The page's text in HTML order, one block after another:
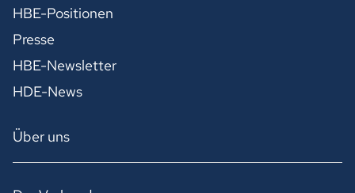
HBE-Positionen
Presse
HBE-Newsletter
HDE-News
Über uns